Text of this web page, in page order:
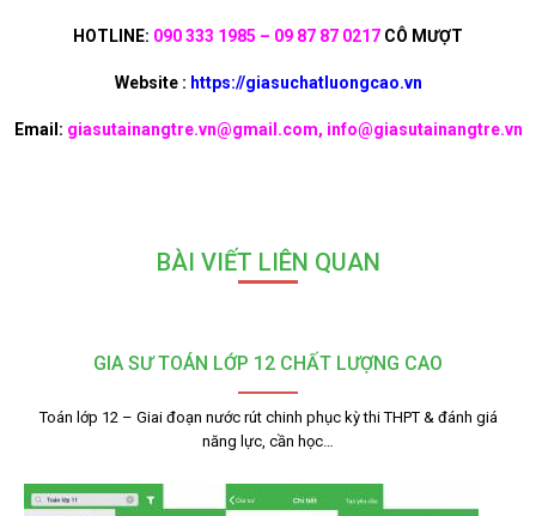
HOTLINE: 090 333 1985 – 09 87 87 0217 CÔ MƯỢT
Website : https://giasuchatluongcao.vn
Email: giasutainangtre.vn@gmail.com, info@giasutainangtre.vn
BÀI VIẾT LIÊN QUAN
GIA SƯ TOÁN LỚP 12 CHẤT LƯỢNG CAO
Toán lớp 12 – Giai đoạn nước rút chinh phục kỳ thi THPT & đánh giá
năng lực, cần học…